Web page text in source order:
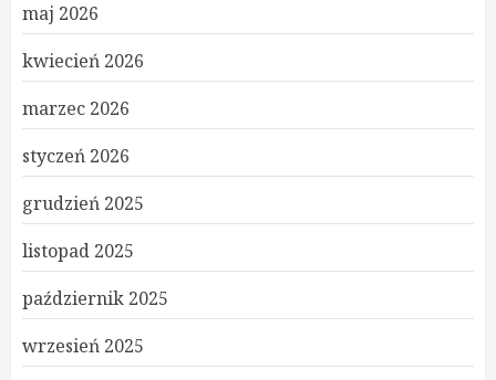
maj 2026
kwiecień 2026
marzec 2026
styczeń 2026
grudzień 2025
listopad 2025
październik 2025
wrzesień 2025